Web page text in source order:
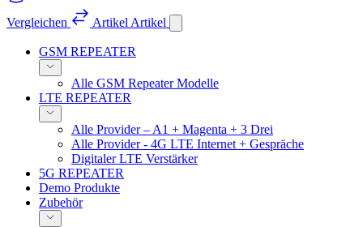
Vergleichen Artikel Artikel
GSM REPEATER
Alle GSM Repeater Modelle
LTE REPEATER
Alle Provider – A1 + Magenta + 3 Drei
Alle Provider - 4G LTE Internet + Gespräche
Digitaler LTE Verstärker
5G REPEATER
Demo Produkte
Zubehör